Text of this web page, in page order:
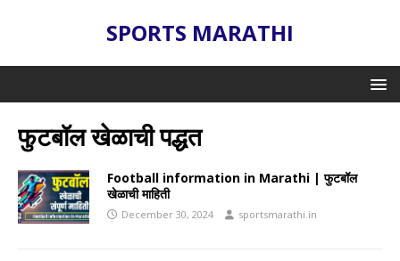
SPORTS MARATHI
फुटबॉल खेळाची पद्धत
Football information in Marathi | फुटबॉल
खेळाची माहिती
December 30, 2024 sportsmarathi.in